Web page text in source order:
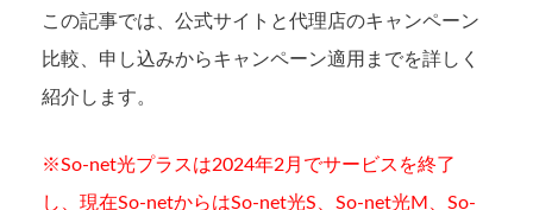
この記事では、公式サイトと代理店のキャンペーン
比較、申し込みからキャンペーン適用までを詳しく
紹介します。
※So-net光プラスは2024年2月でサービスを終了
し、現在So-netからはSo-net光S、So-net光M、So-